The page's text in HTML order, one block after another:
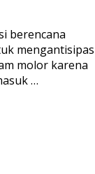
berencana
molor karena
…